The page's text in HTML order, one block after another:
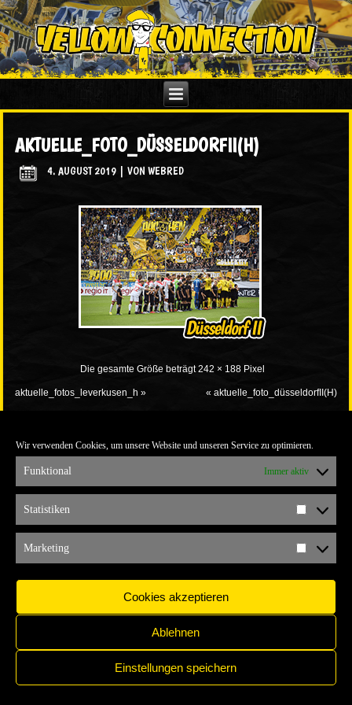
Wir verwenden Cookies, um unsere Website und unseren Service zu optimieren.
Funktional Immer aktiv
Statistiken
Marketing
Cookies akzeptieren
Ablehnen
Einstellungen speichern
AKTUELLE_FOTO_DÜSSELDORFII(H)
4. AUGUST 2019 |VON WEBRED
Die gesamte Größe beträgt242 × 188Pixel
aktuelle_fotos_leverkusen_h » « aktuelle_foto_düsseldorfII(H)